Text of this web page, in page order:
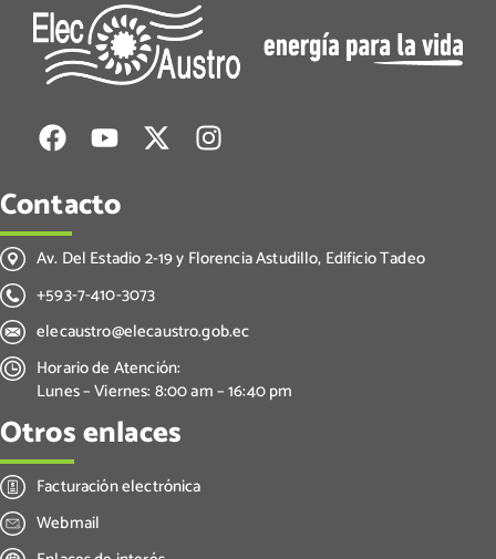
Contacto
Av. Del Estadio 2-19 y Florencia Astudillo, Edificio Tadeo
+593-7-410-3073
elecaustro@elecaustro.gob.ec
Horario de Atención:
Lunes – Viernes: 8:00 am – 16:40 pm
Otros enlaces
Facturación electrónica
Webmail